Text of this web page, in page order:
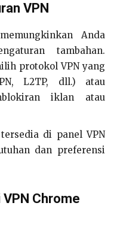
VPN
Anda
tambahan.
protokol VPN yang
L2TP, dll.) atau
iklan atau
di panel VPN
dan preferensi
Chrome